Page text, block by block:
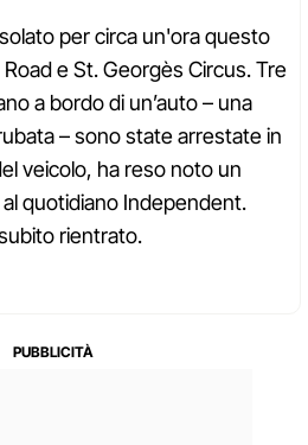
per circa un'ora questo
e St. Georgès Circus. Tre
a bordo di un’auto – una
– sono state arrestate in
veicolo, ha reso noto un
quotidiano Independent.
rientrato.